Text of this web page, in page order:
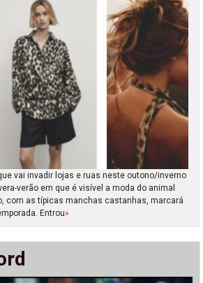
vai invadir lojas e ruas neste outono/inverno
verão em que é visível a moda do animal
com as típicas manchas castanhas, marcará
Entrou»